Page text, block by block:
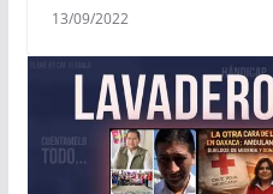
13/09/2022